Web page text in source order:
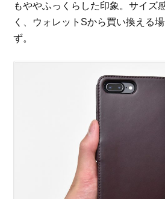
もややふっくらした印象。サイズ
く、ウォレットSから買い換える
ず。